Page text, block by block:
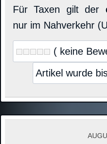
Für Taxen gilt der
nur im Nahverkehr
( keine
Artikel wurde